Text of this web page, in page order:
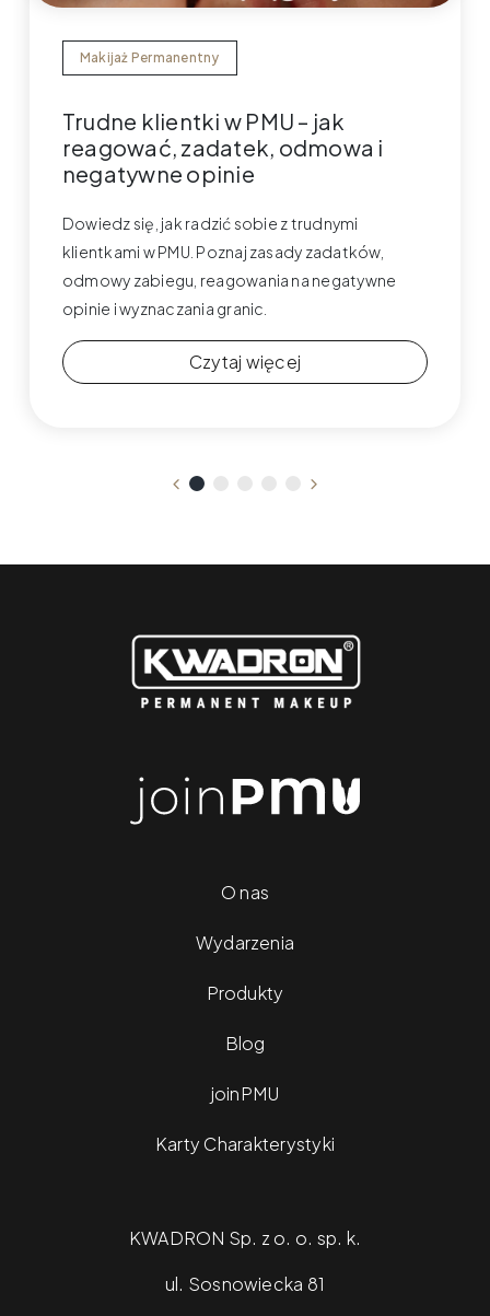
Makijaż Permanentny
Trudne klientki w PMU – jak
reagować, zadatek, odmowa i
negatywne opinie
Dowiedz się, jak radzić sobie z trudnymi
klientkami w PMU. Poznaj zasady zadatków,
odmowy zabiegu, reagowania na negatywne
opinie i wyznaczania granic.
Czytaj więcej
O nas
Wydarzenia
Produkty
Blog
joinPMU
Karty Charakterystyki
KWADRON Sp. z o. o. sp. k.
ul. Sosnowiecka 81